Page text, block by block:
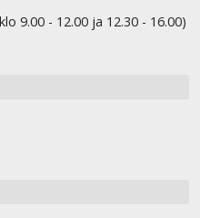
9.00 - 12.00 ja 12.30 - 16.00)